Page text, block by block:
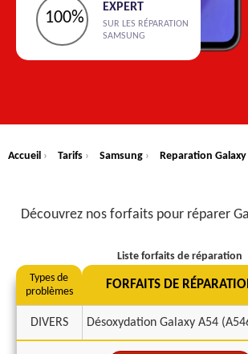
100%
EXPERT
SUR LES RÉPARATION
SAMSUNG
Accueil › Tarifs › Samsung › Reparation Galaxy
Découvrez nos forfaits pour réparer
Liste forfaits de réparation
Types de
problèmes
FORFAITS DE
DIVERS Désoxydation Galaxy A54